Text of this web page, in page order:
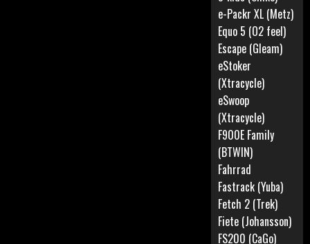
e-Packr XL (Metz)
Equo 5 (O2 feel)
Escape (Gleam)
eStoker
(Xtracycle)
eSwoop
(Xtracycle)
F900E Family
(BTWIN)
Fahrrad
Fastrack (Yuba)
Fetch 2 (Trek)
Fiete (Johansson)
FS200 (CaGo)